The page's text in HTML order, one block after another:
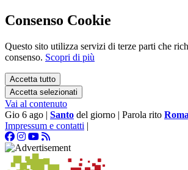
Consenso Cookie
Questo sito utilizza servizi di terze parti che
consenso. Scopri di più
Accetta tutto
Accetta selezionati
Vai al contenuto
Gio 6 ago | Santo del giorno | Parola rito
Impressum e contatti |